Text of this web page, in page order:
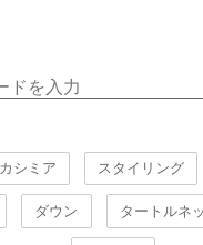
カシミア スタイリング
ダウン タートルネ